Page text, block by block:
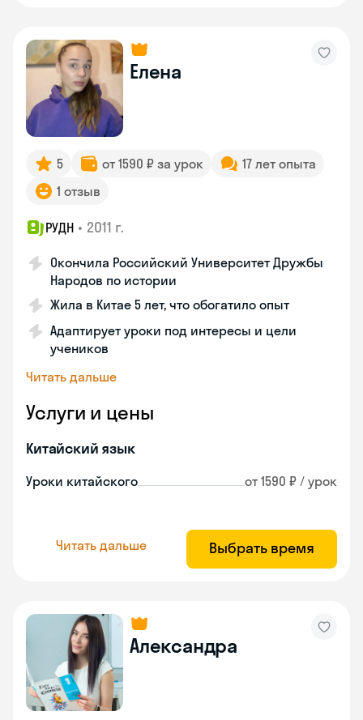
Елена
5 от 1590 ₽ за урок
17 лет опыта
1 отзыв
РУДН • 2011 г.
Окончила Российский Университет Дружбы
Народов по истории
Жила в Китае 5 лет, что обогатило опыт
Адаптирует уроки под интересы и цели
учеников
Читать дальше
Услуги и цены
Китайский язык
Уроки китайского от 1590 ₽ / урок
Читать дальше Выбрать время
Александра